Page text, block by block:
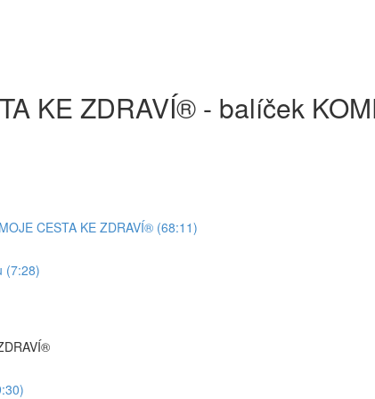
KE ZDRAVÍ® - balíček
CESTA KE ZDRAVÍ® (68:11)
(7:28)